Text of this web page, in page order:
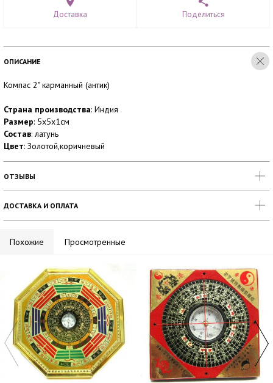
Доставка Поделиться
ОПИСАНИЕ
Компас 2" карманный (антик)
Страна производства: Индия
Размер: 5х5х1см
Состав: латунь
Цвет: Золотой,коричневый
ОТЗЫВЫ
ДОСТАВКА И ОПЛАТА
Похожие Просмотренные